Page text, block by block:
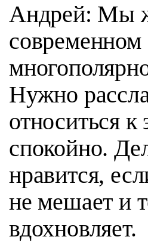
Андрей: Мы
современном
Нужно
относиться к
спокойно.
нравится,
не мешает и
вдохновляет.